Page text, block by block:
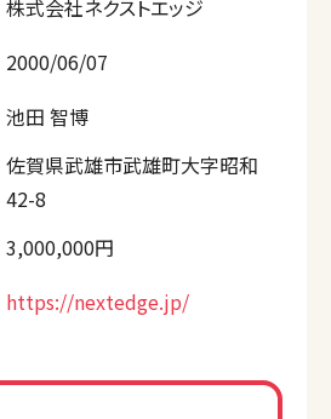
株式会社ネクストエッジ
2000/06/07
池田 智博
佐賀県武雄市武雄町大字昭和
42-8
3,000,000円
https://nextedge.jp/